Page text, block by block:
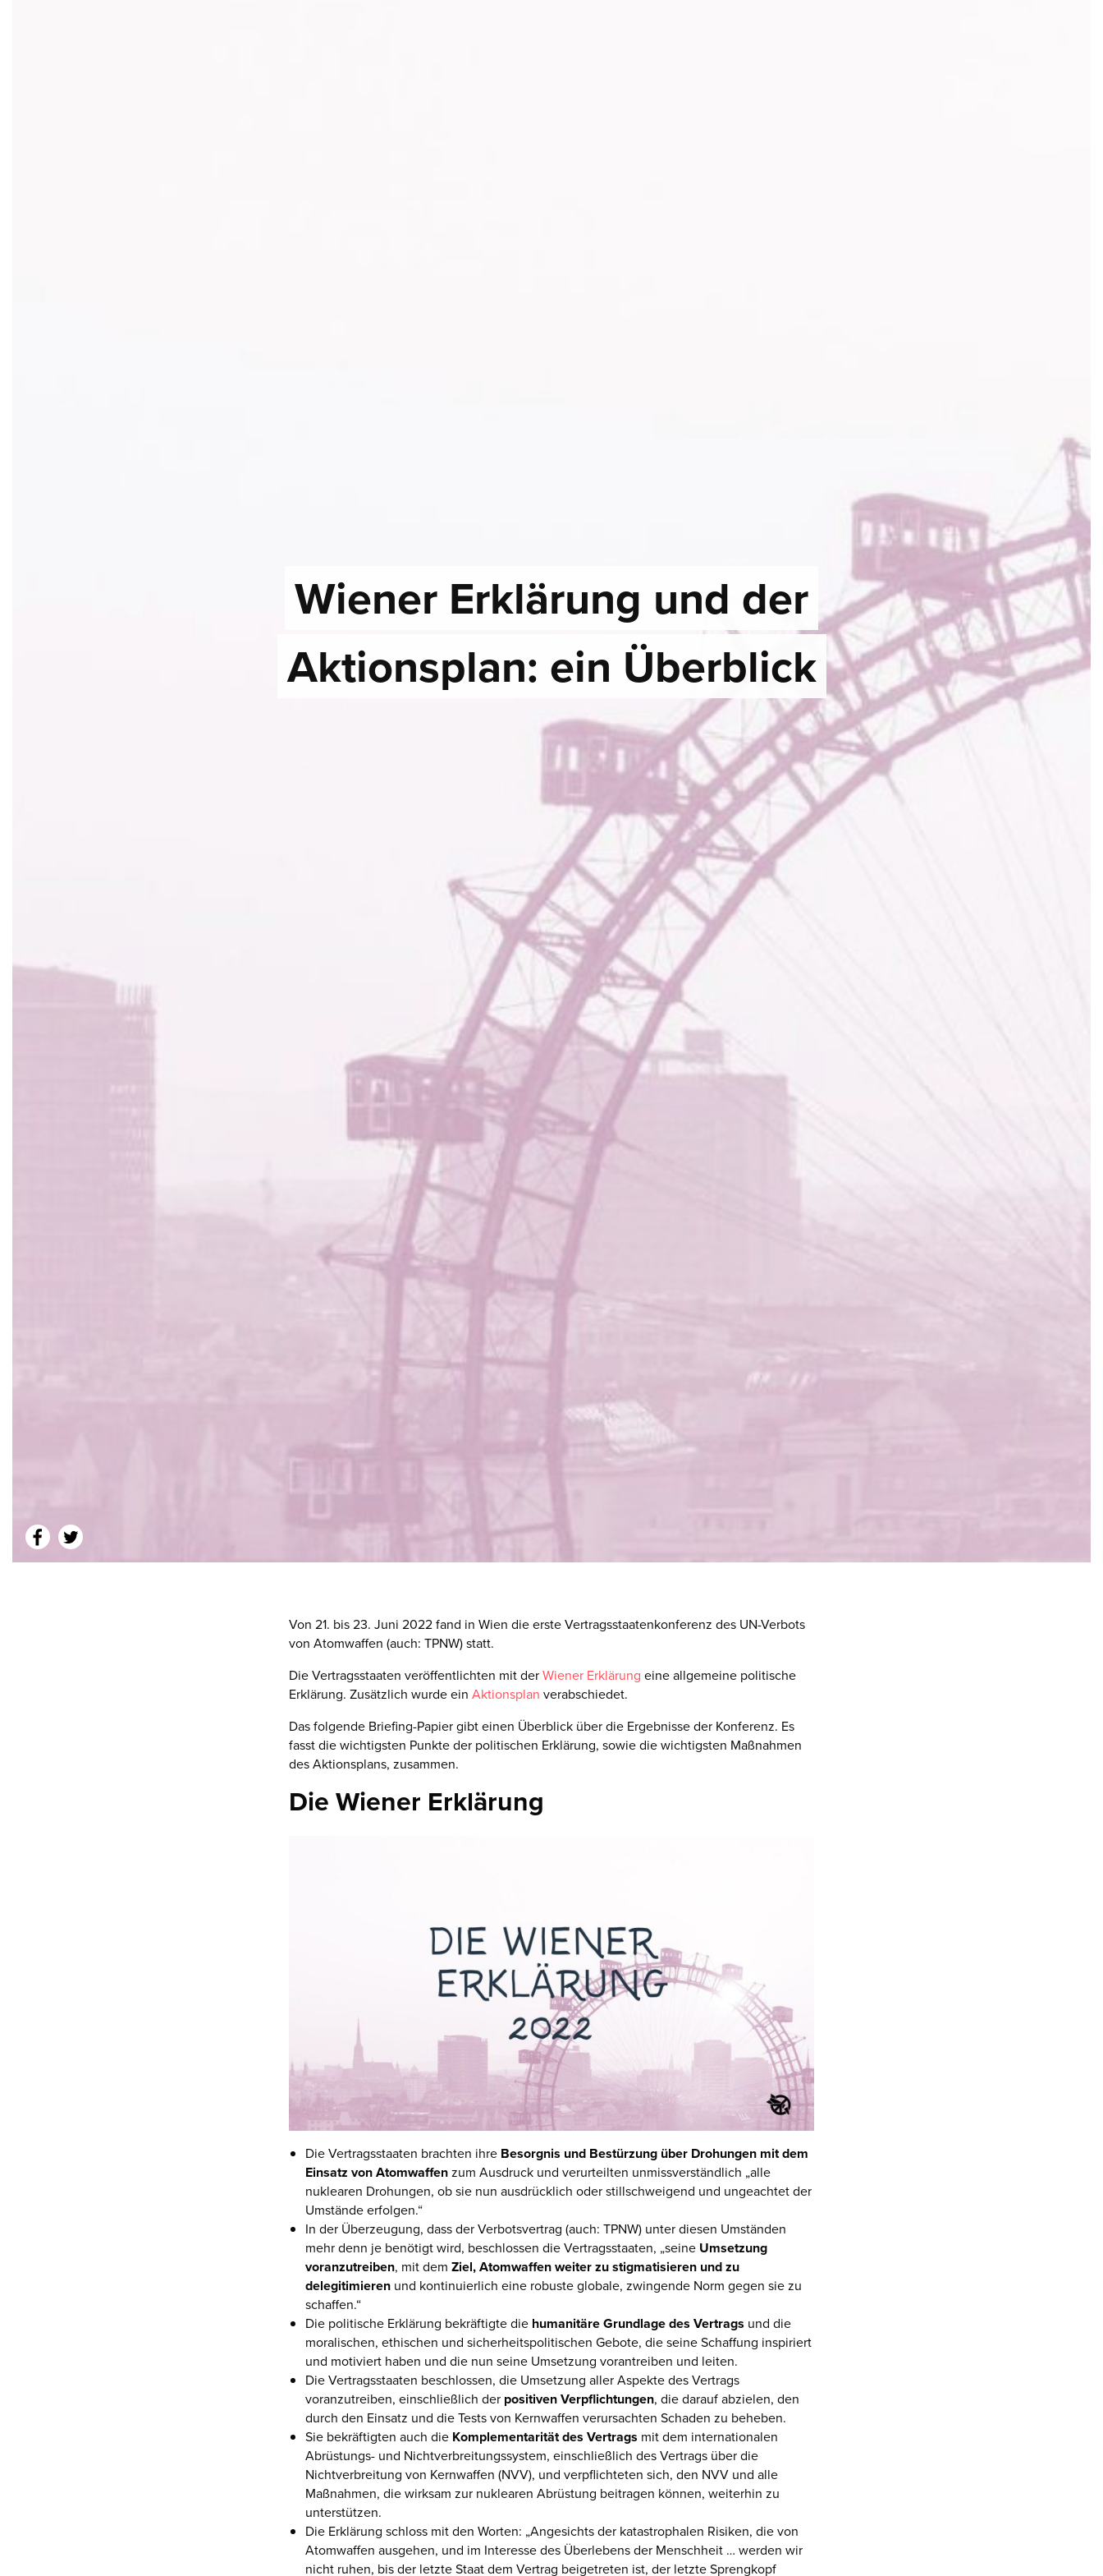
Wiener Erklärung und der
Aktionsplan: ein Überblick
Von 21. bis 23. Juni 2022 fand in Wien die erste Vertragsstaatenkonferenz des UN-Verbots
von Atomwaffen (auch: TPNW) statt.
Die Vertragsstaaten veröffentlichten mit derWiener Erklärung eine allgemeine politische
Erklärung. Zusätzlich wurde ein Aktionsplan verabschiedet.
Das folgende Briefing-Papier gibt einen Überblick über die Ergebnisse der Konferenz. Es
fasst die wichtigsten Punkte der politischen Erklärung, sowie die wichtigsten Maßnahmen
des Aktionsplans, zusammen.
Die Wiener Erklärung
Die Vertragsstaaten brachten ihre Besorgnis und Bestürzung über Drohungen mit dem
Einsatz von Atomwaffenzum Ausdruck und verurteilten unmissverständlich „alle
nuklearen Drohungen, ob sie nun ausdrücklich oder stillschweigend und ungeachtet der
Umstände erfolgen.“
In der Überzeugung, dass der Verbotsvertrag (auch: TPNW) unter diesen Umständen
mehr denn je benötigt wird, beschlossen die Vertragsstaaten, „seine Umsetzung
voranzutreiben, mit dem Ziel, Atomwaffen weiter zu stigmatisieren und zu
delegitimieren und kontinuierlich eine robuste globale, zwingende Norm gegen sie zu
schaffen.“
Die politische Erklärung bekräftigte die humanitäre Grundlage des Vertrags und die
moralischen, ethischen und sicherheitspolitischen Gebote, die seine Schaffung inspiriert
und motiviert haben und die nun seine Umsetzung vorantreiben und leiten.
Die Vertragsstaaten beschlossen, die Umsetzung aller Aspekte des Vertrags
voranzutreiben, einschließlich der positiven Verpflichtungen, die darauf abzielen, den
durch den Einsatz und die Tests von Kernwaffen verursachten Schaden zu beheben.
Sie bekräftigten auch die Komplementarität des Vertrags mit dem internationalen
Abrüstungs- und Nichtverbreitungssystem, einschließlich des Vertrags über die
Nichtverbreitung von Kernwaffen (NVV), und verpflichteten sich, den NVV und alle
Maßnahmen, die wirksam zur nuklearen Abrüstung beitragen können, weiterhin zu
unterstützen.
Die Erklärung schloss mit den Worten: „Angesichts der katastrophalen Risiken, die von
Atomwaffen ausgehen, und im Interesse des Überlebens der Menschheit … werden wir
nicht ruhen, bis der letzte Staat dem Vertrag beigetreten ist, der letzte Sprengkopf